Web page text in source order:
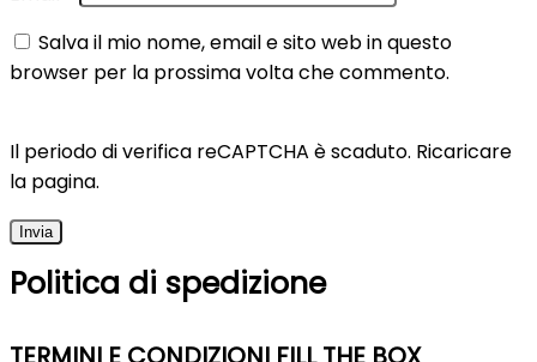
Salva il mio nome, email e sito web in questo
browser per la prossima volta che commento.
Il periodo di verifica reCAPTCHA è scaduto. Ricaricare
la pagina.
Politica di spedizione